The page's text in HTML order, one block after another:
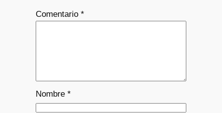
Comentario *
Nombre *